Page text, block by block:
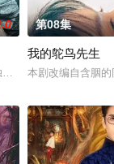
连载漫画《吾凰在上
第08集
我的鸵鸟先生
本剧改编自含胭